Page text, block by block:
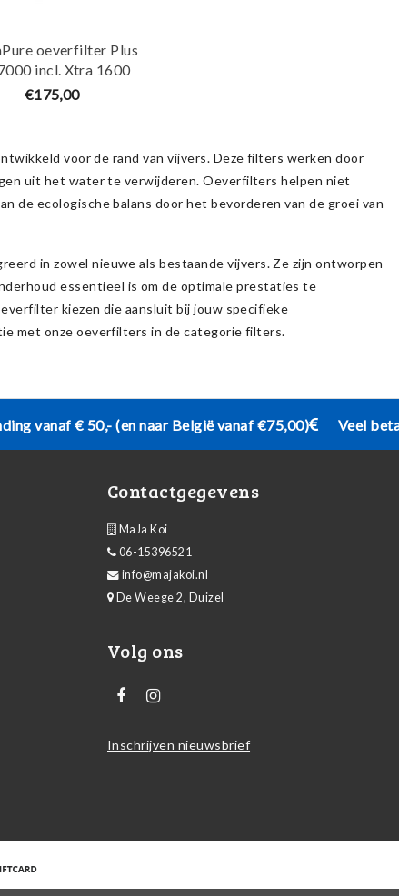
oeverfilter Plus
incl. Xtra 1600
en UVC 11W -
€175,00
voor de rand van vijvers. Deze filters werken door
uit het water te verwijderen. Oeverfilters helpen niet
de ecologische balans door het bevorderen van de groei van
in zowel nieuwe als bestaande vijvers. Ze zijn ontworpen
essentieel is om de optimale prestaties te
kiezen die aansluit bij jouw specifieke
met onze oeverfilters in de categorie filters.
vanaf € 50,- (en naar België vanaf €75,00) Veel
Contactgegevens
MaJa Koi
06-15396521
info@majakoi.nl
De Weege 2, Duizel
Volg ons
Inschrijven nieuwsbrief